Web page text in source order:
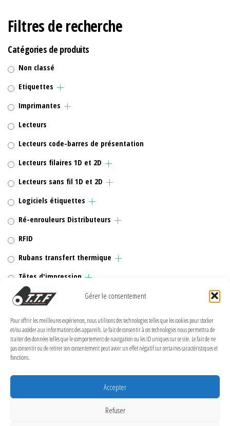
Gérer le consentement
Pour offrir les meilleures expériences, nous utilisons des technologies telles que les cookies pour stocker
et/ou accéder aux informations des appareils. Le fait de consentir à ces technologies nous permettra de
traiter des données telles que le comportement de navigation ou les ID uniques sur ce site. Le fait de ne
pas consentir ou de retirer son consentement peut avoir un effet négatif sur certaines caractéristiques et
fonctions.
Accepter
Refuser
Filtres de recherche
Catégories de produits
Non classé
Etiquettes
Imprimantes
Lecteurs
Lecteurs code-barres de présentation
Lecteurs filaires 1D et 2D
Lecteurs sans fil 1D et 2D
Logiciels étiquettes
Ré-enrouleurs Distributeurs
RFID
Rubans transfert thermique
Têtes d'impression
MENTIONS LÉGALES
Politique de confidentialité
Conditions Générales de Vente